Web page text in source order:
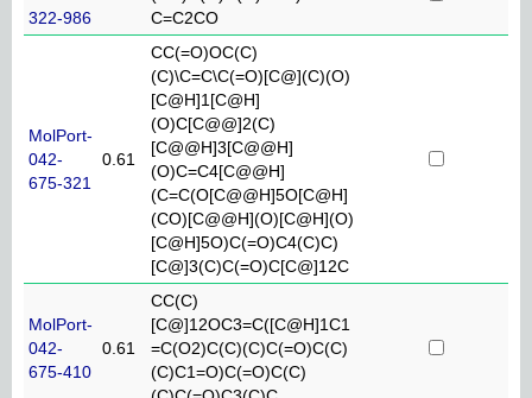
322-986
C=C2CO
MolPort-
042-
675-321
0.61
CC(=O)OC(C)
(C)\C=C\C(=O)[C@](C)(O)
[C@H]1[C@H]
(O)C[C@@]2(C)
[C@@H]3[C@@H]
(O)C=C4[C@@H]
(C=C(O[C@@H]5O[C@H]
(CO)[C@@H](O)[C@H](O)
[C@H]5O)C(=O)C4(C)C)
[C@]3(C)C(=O)C[C@]12C
MolPort-
042-
675-410
0.61
CC(C)
[C@]12OC3=C([C@H]1C1
=C(O2)C(C)(C)C(=O)C(C)
(C)C1=O)C(=O)C(C)